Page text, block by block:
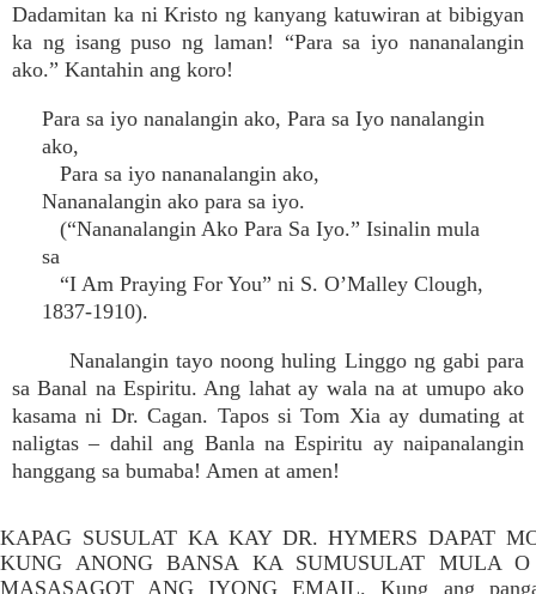
Dadamitan ka ni Kristo ng kanyang katuwiran at bibigyan
ka ng isang puso ng laman! “Para sa iyo nananalangin
ako.” Kantahin ang koro!
Para sa iyo nanalangin ako, Para sa Iyo nanalangin
ako,
Para sa iyo nananalangin ako,
Nananalangin ako para sa iyo.
(“Nananalangin Ako Para Sa Iyo.” Isinalin mula
sa
“I Am Praying For You” ni S. O’Malley Clough,
1837-1910).
Nanalangin tayo noong huling Linggo ng gabi para
sa Banal na Espiritu. Ang lahat ay wala na at umupo ako
kasama ni Dr. Cagan. Tapos si Tom Xia ay dumating at
naligtas – dahil ang Banla na Espiritu ay naipanalangin
hanggang sa bumaba! Amen at amen!
KAPAG SUSULAT KA KAY DR. HYMERS DAPAT
KUNG ANONG BANSA KA SUMUSULAT MULA
MASASAGOT ANG IYONG EMAIL. Kung ang